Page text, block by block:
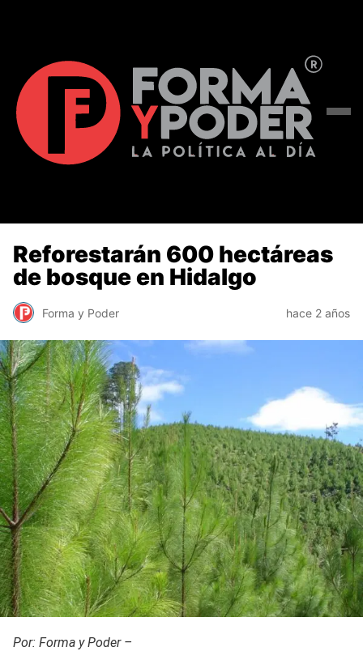
Reforestarán 600 hectáreas
de bosque en Hidalgo
Forma y Poder hace 2 años
Por: Forma y Poder –